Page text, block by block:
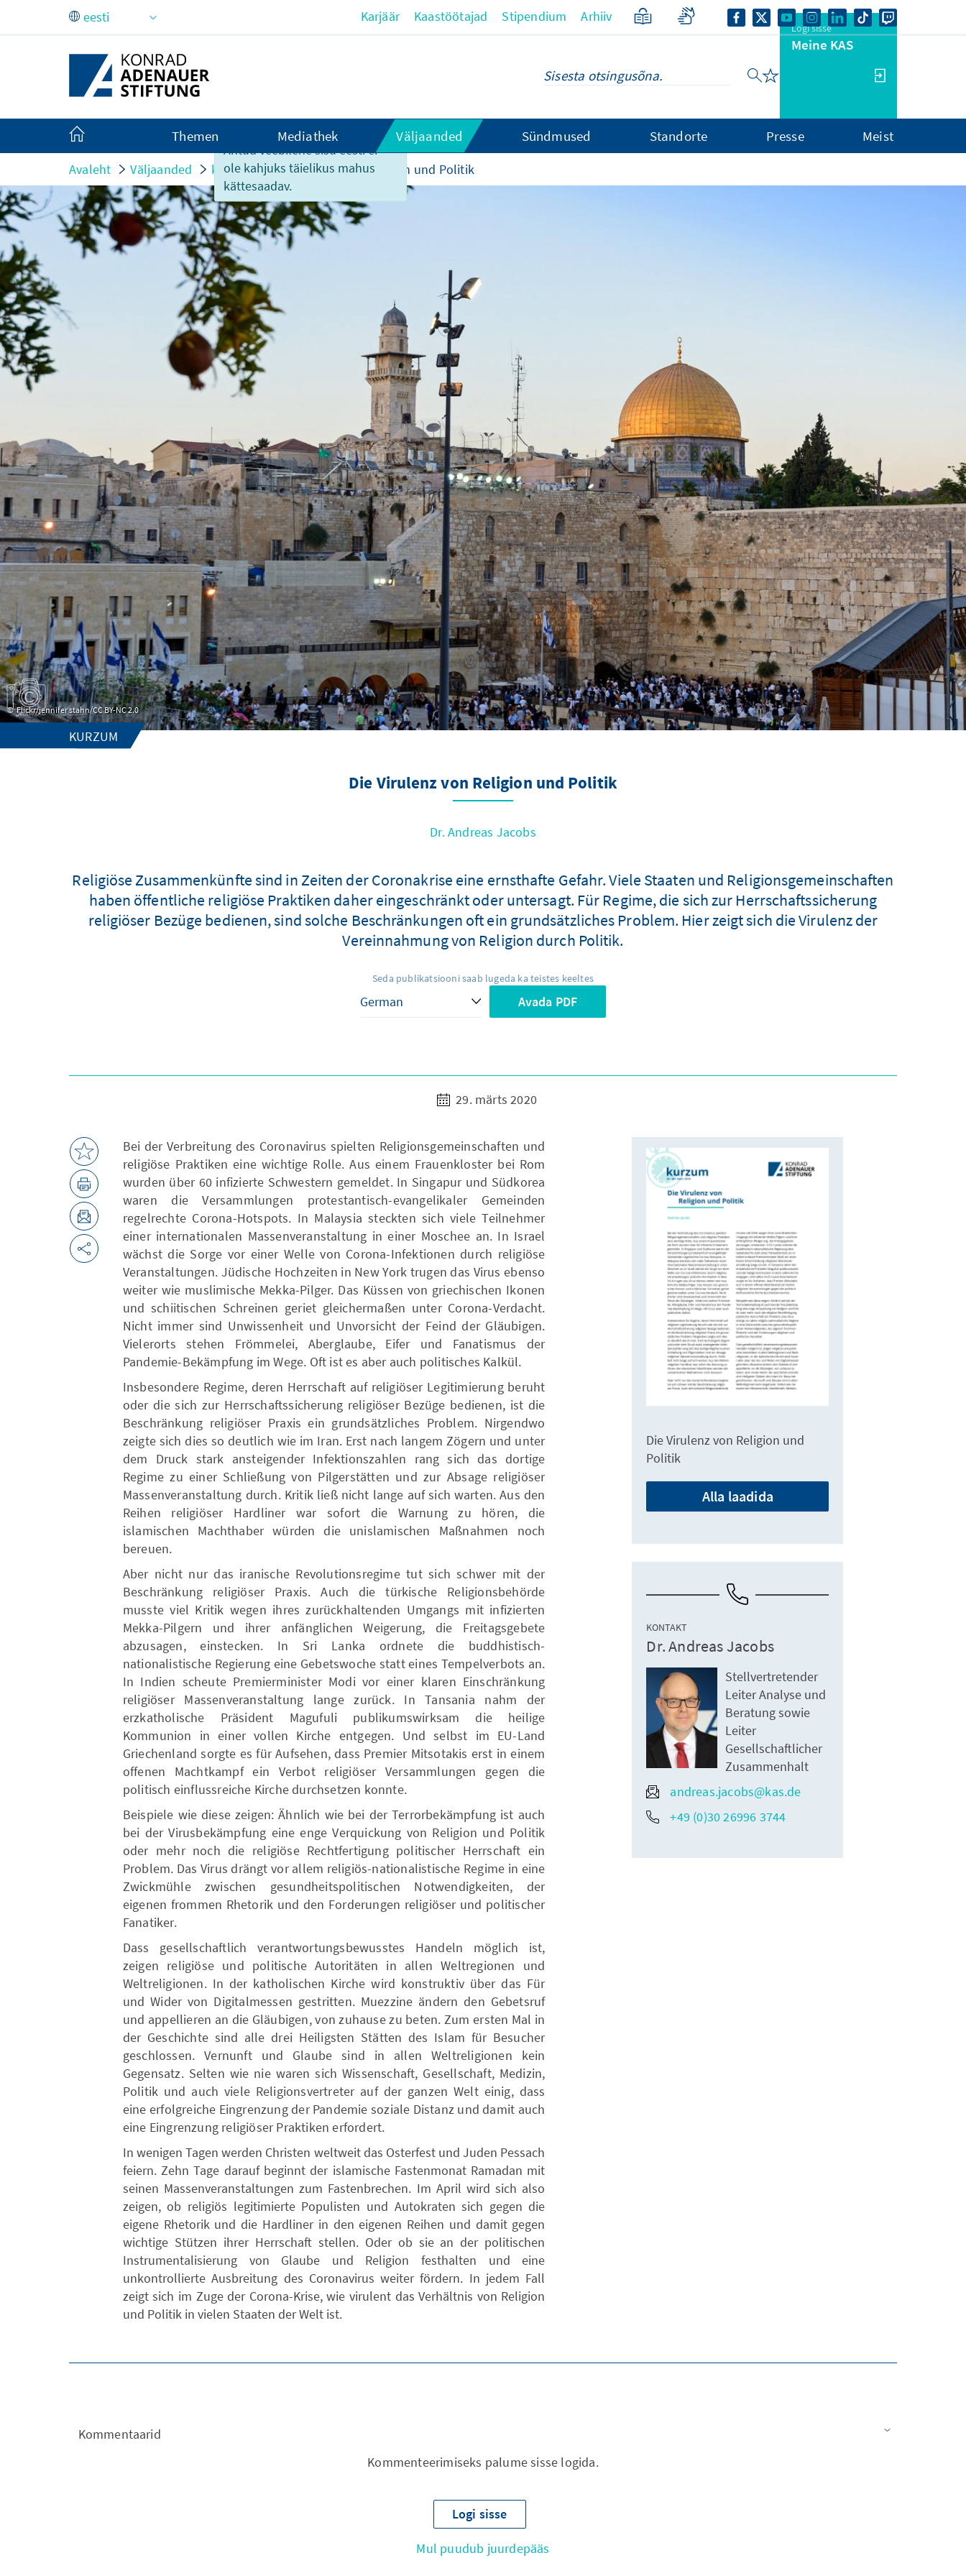
Skip to Main Content
Antud veebilehe sisu eesti ei
ole kahjuks täielikus mahus
kättesaadav.
Karjäär Kaastöötajad Stipendium Arhiiv
Logi sisse
Meine KAS
Themen Mediathek Väljaanded Sündmused Standorte Presse Meist
Avaleht Väljaanded kurzum Die Virulenz von Religion und Politik
Flickr/jennifer stahn/CC BY-NC 2.0
KURZUM
Die Virulenz von Religion und Politik
Dr. Andreas Jacobs
Religiöse Zusammenkünfte sind in Zeiten der Coronakrise eine ernsthafte Gefahr. Viele Staaten und Religionsgemeinschaften
haben öffentliche religiöse Praktiken daher eingeschränkt oder untersagt. Für Regime, die sich zur Herrschaftssicherung
religiöser Bezüge bedienen, sind solche Beschränkungen oft ein grundsätzliches Problem. Hier zeigt sich die Virulenz der
Vereinnahmung von Religion durch Politik.
Seda publikatsiooni saab lugeda ka teistes keeltes
Avada PDF
29. märts 2020
Bei der Verbreitung des Coronavirus spielten Religionsgemeinschaften und
religiöse Praktiken eine wichtige Rolle. Aus einem Frauenkloster bei Rom
wurden über 60 infizierte Schwestern gemeldet. In Singapur und Südkorea
waren die Versammlungen protestantisch-evangelikaler Gemeinden
regelrechte Corona-Hotspots. In Malaysia steckten sich viele Teilnehmer
einer internationalen Massenveranstaltung in einer Moschee an. In Israel
wächst die Sorge vor einer Welle von Corona-Infektionen durch religiöse
Veranstaltungen. Jüdische Hochzeiten in New York trugen das Virus ebenso
weiter wie muslimische Mekka-Pilger. Das Küssen von griechischen Ikonen
und schiitischen Schreinen geriet gleichermaßen unter Corona-Verdacht.
Nicht immer sind Unwissenheit und Unvorsicht der Feind der Gläubigen.
Vielerorts stehen Frömmelei, Aberglaube, Eifer und Fanatismus der
Pandemie-Bekämpfung im Wege. Oft ist es aber auch politisches Kalkül.
Insbesondere Regime, deren Herrschaft auf religiöser Legitimierung beruht
oder die sich zur Herrschaftssicherung religiöser Bezüge bedienen, ist die
Beschränkung religiöser Praxis ein grundsätzliches Problem. Nirgendwo
zeigte sich dies so deutlich wie im Iran. Erst nach langem Zögern und unter
dem Druck stark ansteigender Infektionszahlen rang sich das dortige
Regime zu einer Schließung von Pilgerstätten und zur Absage religiöser
Massenveranstaltung durch. Kritik ließ nicht lange auf sich warten. Aus den
Reihen religiöser Hardliner war sofort die Warnung zu hören, die
islamischen Machthaber würden die unislamischen Maßnahmen noch
bereuen.
Aber nicht nur das iranische Revolutionsregime tut sich schwer mit der
Beschränkung religiöser Praxis. Auch die türkische Religionsbehörde
musste viel Kritik wegen ihres zurückhaltenden Umgangs mit infizierten
Mekka-Pilgern und ihrer anfänglichen Weigerung, die Freitagsgebete
abzusagen, einstecken. In Sri Lanka ordnete die buddhistisch-
nationalistische Regierung eine Gebetswoche statt eines Tempelverbots an.
In Indien scheute Premierminister Modi vor einer klaren Einschränkung
religiöser Massenveranstaltung lange zurück. In Tansania nahm der
erzkatholische Präsident Magufuli publikumswirksam die heilige
Kommunion in einer vollen Kirche entgegen. Und selbst im EU-Land
Griechenland sorgte es für Aufsehen, dass Premier Mitsotakis erst in einem
offenen Machtkampf ein Verbot religiöser Versammlungen gegen die
politisch einflussreiche Kirche durchsetzen konnte.
Beispiele wie diese zeigen: Ähnlich wie bei der Terrorbekämpfung ist auch
bei der Virusbekämpfung eine enge Verquickung von Religion und Politik
oder mehr noch die religiöse Rechtfertigung politischer Herrschaft ein
Problem. Das Virus drängt vor allem religiös-nationalistische Regime in eine
Zwickmühle zwischen gesundheitspolitischen Notwendigkeiten, der
eigenen frommen Rhetorik und den Forderungen religiöser und politischer
Fanatiker.
Dass gesellschaftlich verantwortungsbewusstes Handeln möglich ist,
zeigen religiöse und politische Autoritäten in allen Weltregionen und
Weltreligionen. In der katholischen Kirche wird konstruktiv über das Für
und Wider von Digitalmessen gestritten. Muezzine ändern den Gebetsruf
und appellieren an die Gläubigen, von zuhause zu beten. Zum ersten Mal in
der Geschichte sind alle drei Heiligsten Stätten des Islam für Besucher
geschlossen. Vernunft und Glaube sind in allen Weltreligionen kein
Gegensatz. Selten wie nie waren sich Wissenschaft, Gesellschaft, Medizin,
Politik und auch viele Religionsvertreter auf der ganzen Welt einig, dass
eine erfolgreiche Eingrenzung der Pandemie soziale Distanz und damit auch
eine Eingrenzung religiöser Praktiken erfordert.
In wenigen Tagen werden Christen weltweit das Osterfest und Juden Pessach
feiern. Zehn Tage darauf beginnt der islamische Fastenmonat Ramadan mit
seinen Massenveranstaltungen zum Fastenbrechen. Im April wird sich also
zeigen, ob religiös legitimierte Populisten und Autokraten sich gegen die
eigene Rhetorik und die Hardliner in den eigenen Reihen und damit gegen
wichtige Stützen ihrer Herrschaft stellen. Oder ob sie an der politischen
Instrumentalisierung von Glaube und Religion festhalten und eine
unkontrollierte Ausbreitung des Coronavirus weiter fördern. In jedem Fall
zeigt sich im Zuge der Corona-Krise, wie virulent das Verhältnis von Religion
und Politik in vielen Staaten der Welt ist.
Die Virulenz von Religion und
Politik
Alla laadida
KONTAKT
Dr. Andreas Jacobs
Stellvertretender
Leiter Analyse und
Beratung sowie
Leiter
Gesellschaftlicher
Zusammenhalt
andreas.jacobs@kas.de
+49 (0)30 26996 3744
Kommentaarid
Kommenteerimiseks palume sisse logida.
Logi sisse
Mul puudub juurdepääs